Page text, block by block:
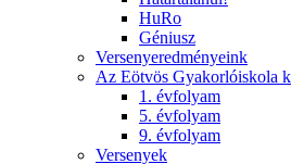
HuRo
Géniusz
Versenyeredményeink
Az Eötvös Gyakorlóiskola
1. évfolyam
5. évfolyam
9. évfolyam
Versenyek